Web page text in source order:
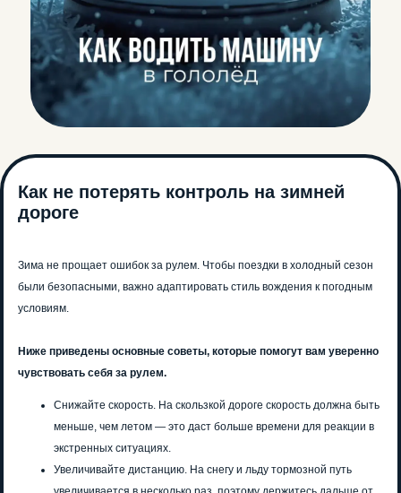
Как не потерять контроль на зимней
дороге
Зима не прощает ошибок за рулем. Чтобы поездки в холодный сезон
были безопасными, важно адаптировать стиль вождения к погодным
условиям.
Ниже приведены основные советы, которые помогут вам уверенно
чувствовать себя за рулем.
Снижайте скорость. На скользкой дороге скорость должна быть
меньше, чем летом — это даст больше времени для реакции в
экстренных ситуациях.
Увеличивайте дистанцию. На снегу и льду тормозной путь